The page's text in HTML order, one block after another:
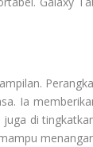
Ia
di